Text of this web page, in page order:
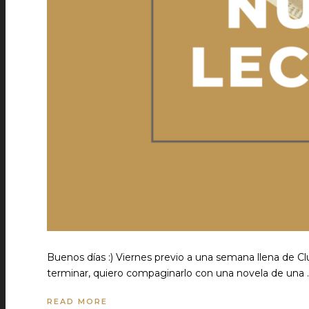
Buenos días :) Viernes previo a una semana llena de
terminar, quiero compaginarlo con una novela de una
READ MORE